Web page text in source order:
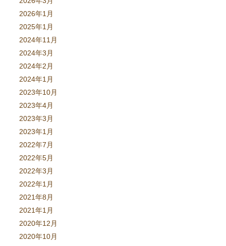
2026年1月
2025年1月
2024年11月
2024年3月
2024年2月
2024年1月
2023年10月
2023年4月
2023年3月
2023年1月
2022年7月
2022年5月
2022年3月
2022年1月
2021年8月
2021年1月
2020年12月
2020年10月